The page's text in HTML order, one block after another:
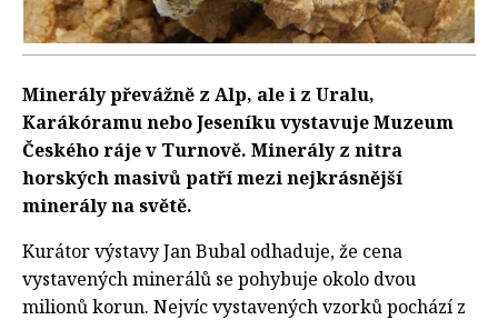
Minerály převážně z Alp, ale i z Uralu,
Karákóramu nebo Jeseníku vystavuje Muzeum
Českého ráje v Turnově. Minerály z nitra
horských masivů patří mezi nejkrásnější
minerály na světě.
Kurátor výstavy Jan Bubal odhaduje, že cena
vystavených minerálů se pohybuje okolo dvou
milionů korun. Nejvíc vystavených vzorků pochází z